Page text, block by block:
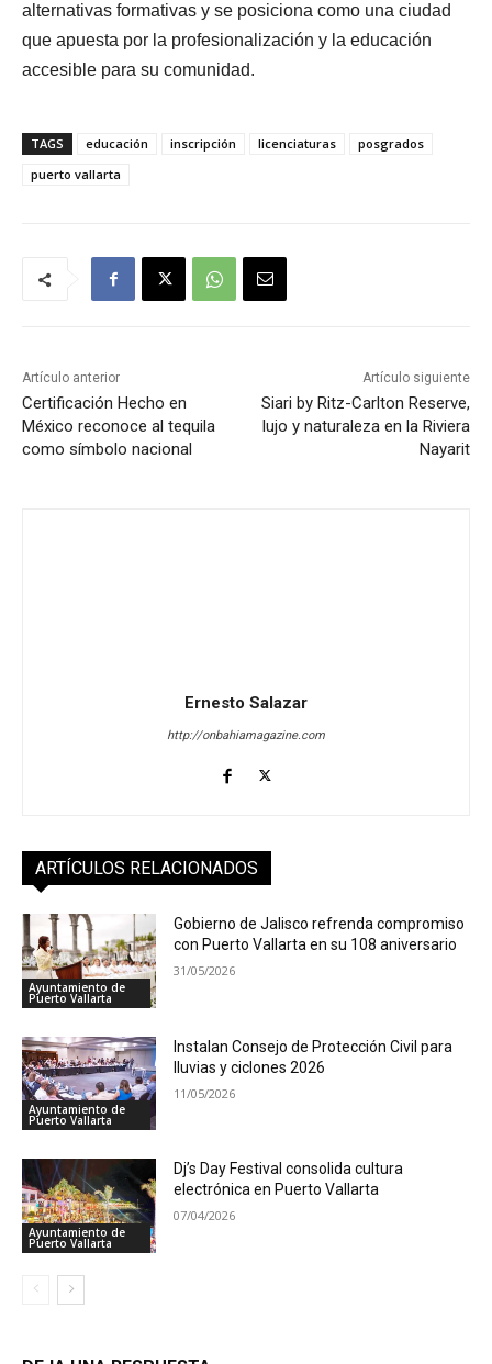
alternativas formativas y se posiciona como una ciudad
que apuesta por la profesionalización y la educación
accesible para su comunidad.
TAGS educación inscripción licenciaturas
posgrados
puerto vallarta
Artículo anterior
Certificación Hecho en
México reconoce al tequila
como símbolo nacional
Artículo siguiente
Siari by Ritz-Carlton Reserve,
lujo y naturaleza en la Riviera
Nayarit
Ernesto Salazar
http://onbahiamagazine.com
ARTÍCULOS RELACIONADOS
Ayuntamiento de
Puerto Vallarta
Gobierno de Jalisco refrenda compromiso
con Puerto Vallarta en su 108 aniversario
31/05/2026
Ayuntamiento de
Puerto Vallarta
Instalan Consejo de Protección Civil para
lluvias y ciclones 2026
11/05/2026
Ayuntamiento de
Puerto Vallarta
Dj’s Day Festival consolida cultura
electrónica en Puerto Vallarta
07/04/2026